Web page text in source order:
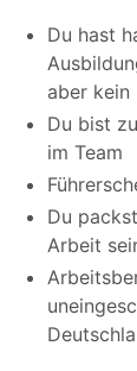
Du hast
aber kein
Du bist
im Team
Du
Arbeit